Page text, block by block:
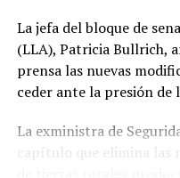
La jefa del bloque de
(LLA), Patricia Bullrich,
prensa las nuevas
ceder ante la presión de
La exministra de
capítulo que elimina las